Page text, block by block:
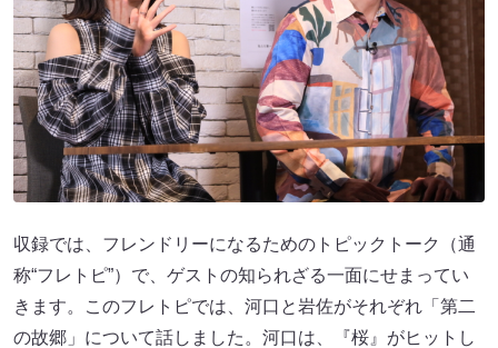
収録では、フレンドリーになるためのトピックトーク（通
称“フレトピ”）で、ゲストの知られざる一面にせまってい
きます。このフレトピでは、河口と岩佐がそれぞれ「第二
の故郷」について話しました。河口は、『桜』がヒットし